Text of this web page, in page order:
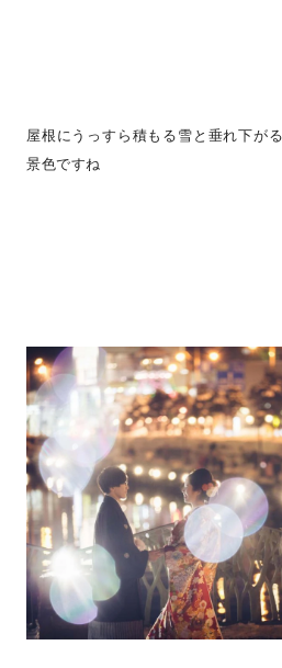
屋根にうっすら積もる雪と垂れ下が
景色ですね